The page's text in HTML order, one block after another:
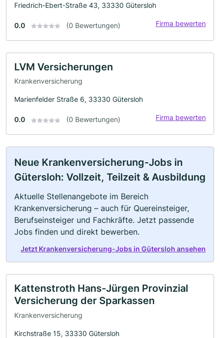
Friedrich-Ebert-Straße 43, 33330 Gütersloh
0.0 (0 Bewertungen) Firma bewerten
LVM Versicherungen
Krankenversicherung
Marienfelder Straße 6, 33330 Gütersloh
0.0 (0 Bewertungen) Firma bewerten
Neue Krankenversicherung-Jobs in
Gütersloh: Vollzeit, Teilzeit & Ausbildung
Aktuelle Stellenangebote im Bereich
Krankenversicherung – auch für Quereinsteiger,
Berufseinsteiger und Fachkräfte. Jetzt passende
Jobs finden und direkt bewerben.
Jetzt Krankenversicherung-Jobs in Gütersloh ansehen
Kattenstroth Hans-Jürgen Provinzial
Versicherung der Sparkassen
Krankenversicherung
Kirchstraße 15, 33330 Gütersloh